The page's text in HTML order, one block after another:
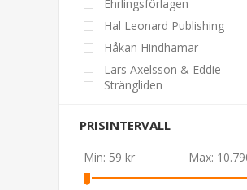
Piano All-Time
159,00 kr
LÄGG I
Ehrlingsförlagen
Hal Leonard Publishing
Håkan Hindhamar
Lars Axelsson & Eddie
Strängliden
PRISINTERVALL
Min: 59 kr Max: